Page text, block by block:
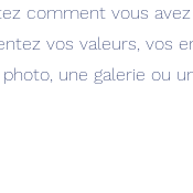
comment vous
vos valeurs, vos
une galerie ou